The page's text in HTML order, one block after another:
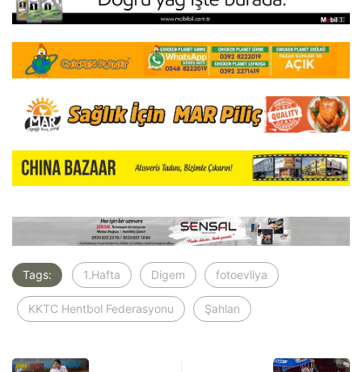
Tags: 1.Hafta Digem fotoevliya
KKTC Hentbol Federasyonu Şahlan